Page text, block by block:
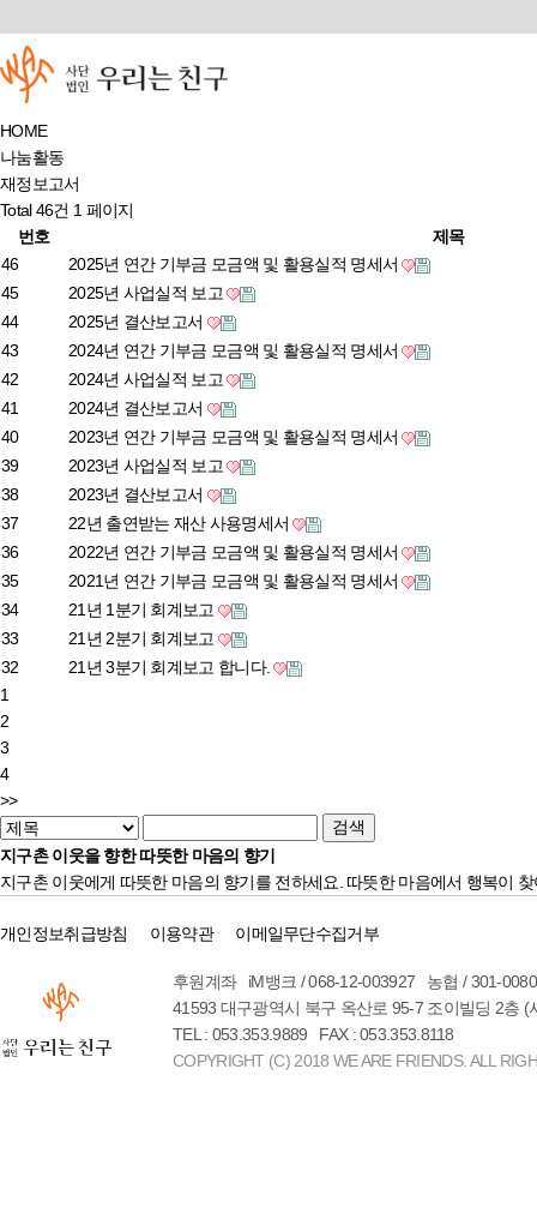
HOME
나눔활동
재정보고서
Total 46건 1 페이지
번호
제목
46
2025년 연간 기부금 모금액 및 활용실적 명세서
45
2025년 사업실적 보고
44
2025년 결산보고서
43
2024년 연간 기부금 모금액 및 활용실적 명세서
42
2024년 사업실적 보고
41
2024년 결산보고서
40
2023년 연간 기부금 모금액 및 활용실적 명세서
39
2023년 사업실적 보고
38
2023년 결산보고서
37
22년 출연받는 재산 사용명세서
36
2022년 연간 기부금 모금액 및 활용실적 명세서
35
2021년 연간 기부금 모금액 및 활용실적 명세서
34
21년 1분기 회계보고
33
21년 2분기 회계보고
32
21년 3분기 회계보고 합니다.
1
2
3
4
>>
지구촌 이웃을 향한 따뜻한 마음의 향기
지구촌 이웃에게 따뜻한 마음의 향기를 전하세요. 따뜻한 마음에서 행복이
개인정보취급방침 이용약관 이메일무단수집거부
후원계좌 iM뱅크 / 068-12-003927 농협 / 301-
41593 대구광역시 북구 옥산로 95-7 조이빌딩 2층 (
TEL : 053.353.9889 FAX : 053.353.8118
COPYRIGHT (C) 2018 WE ARE FRIENDS. ALL